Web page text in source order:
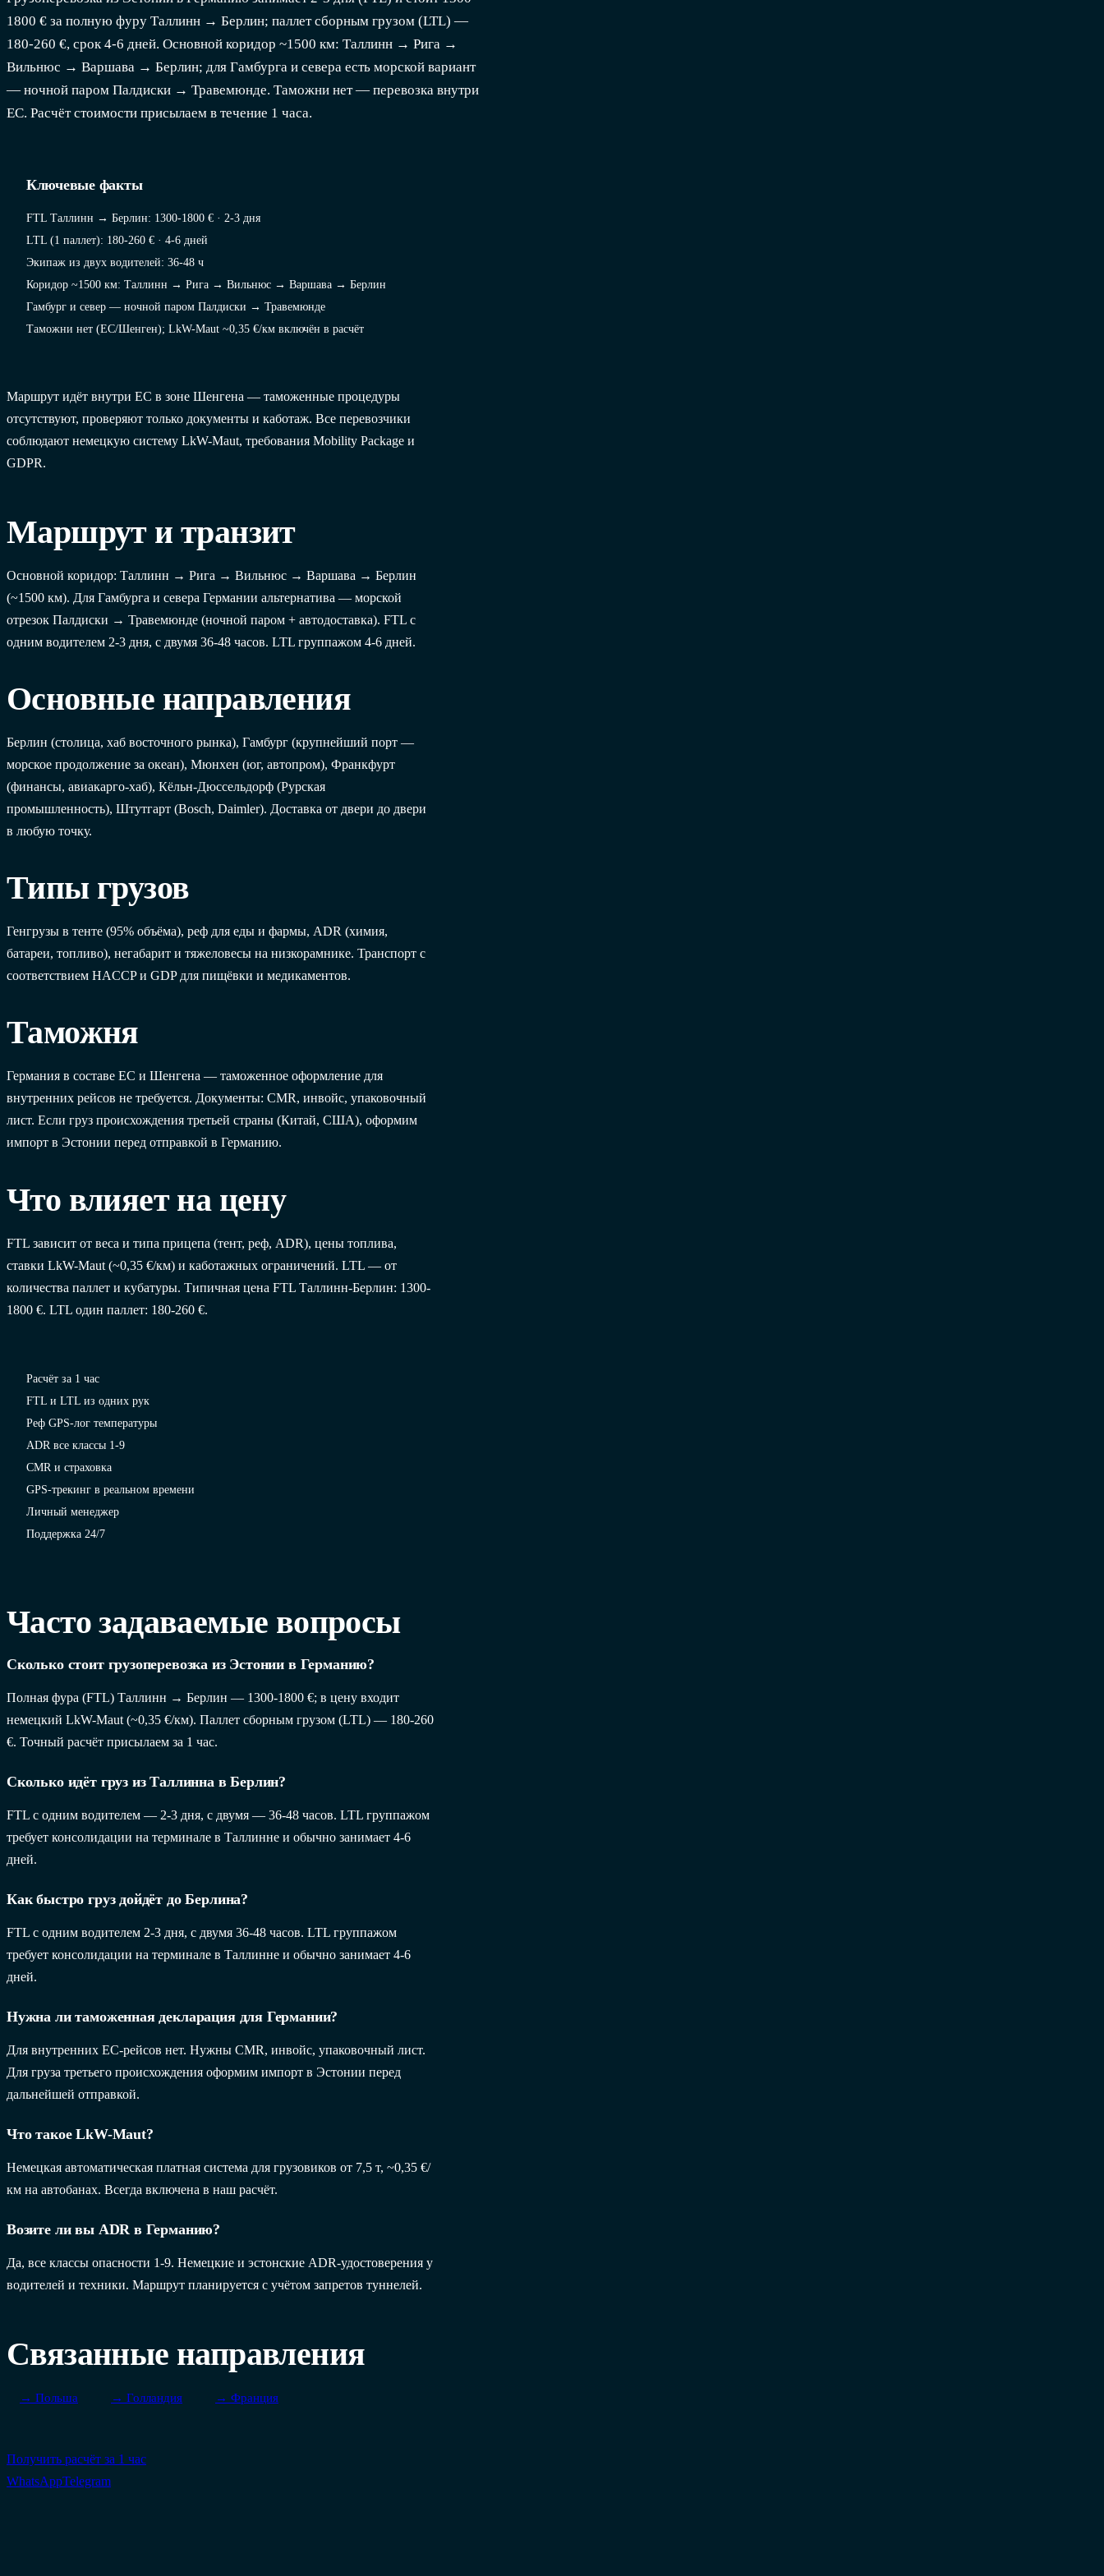
1800 € за полную фуру Таллинн → Берлин; паллет сборным грузом (LTL) —
180-260 €, срок 4-6 дней. Основной коридор ~1500 км: Таллинн → Рига →
Вильнюс → Варшава → Берлин; для Гамбурга и севера есть морской вариант
— ночной паром Палдиски → Травемюнде. Таможни нет — перевозка внутри
ЕС. Расчёт стоимости присылаем в течение 1 часа.
Ключевые факты
FTL Таллинн → Берлин: 1300-1800 € · 2-3 дня
LTL (1 паллет): 180-260 € · 4-6 дней
Экипаж из двух водителей: 36-48 ч
Коридор ~1500 км: Таллинн → Рига → Вильнюс → Варшава → Берлин
Гамбург и север — ночной паром Палдиски → Травемюнде
Таможни нет (ЕС/Шенген); LkW-Maut ~0,35 €/км включён в расчёт
Маршрут идёт внутри ЕС в зоне Шенгена — таможенные процедуры
отсутствуют, проверяют только документы и каботаж. Все перевозчики
соблюдают немецкую систему LkW-Maut, требования Mobility Package и
GDPR.
Маршрут и транзит
Основной коридор: Таллинн → Рига → Вильнюс → Варшава → Берлин
(~1500 км). Для Гамбурга и севера Германии альтернатива — морской
отрезок Палдиски → Травемюнде (ночной паром + автодоставка). FTL с
одним водителем 2-3 дня, с двумя 36-48 часов. LTL группажом 4-6 дней.
Основные направления
Берлин (столица, хаб восточного рынка), Гамбург (крупнейший порт —
морское продолжение за океан), Мюнхен (юг, автопром), Франкфурт
(финансы, авиакарго-хаб), Кёльн-Дюссельдорф (Рурская
промышленность), Штутгарт (Bosch, Daimler). Доставка от двери до двери
в любую точку.
Типы грузов
Генгрузы в тенте (95% объёма), реф для еды и фармы, ADR (химия,
батареи, топливо), негабарит и тяжеловесы на низкорамнике. Транспорт с
соответствием HACCP и GDP для пищёвки и медикаментов.
Таможня
Германия в составе ЕС и Шенгена — таможенное оформление для
внутренних рейсов не требуется. Документы: CMR, инвойс, упаковочный
лист. Если груз происхождения третьей страны (Китай, США), оформим
импорт в Эстонии перед отправкой в Германию.
Что влияет на цену
FTL зависит от веса и типа прицепа (тент, реф, ADR), цены топлива,
ставки LkW-Maut (~0,35 €/км) и каботажных ограничений. LTL — от
количества паллет и кубатуры. Типичная цена FTL Таллинн-Берлин: 1300-
1800 €. LTL один паллет: 180-260 €.
Расчёт за 1 час
FTL и LTL из одних рук
Реф GPS-лог температуры
ADR все классы 1-9
CMR и страховка
GPS-трекинг в реальном времени
Личный менеджер
Поддержка 24/7
Часто задаваемые вопросы
Сколько стоит грузоперевозка из Эстонии в Германию?
Полная фура (FTL) Таллинн → Берлин — 1300-1800 €; в цену входит
немецкий LkW-Maut (~0,35 €/км). Паллет сборным грузом (LTL) — 180-260
€. Точный расчёт присылаем за 1 час.
Сколько идёт груз из Таллинна в Берлин?
FTL с одним водителем — 2-3 дня, с двумя — 36-48 часов. LTL группажом
требует консолидации на терминале в Таллинне и обычно занимает 4-6
дней.
Как быстро груз дойдёт до Берлина?
FTL с одним водителем 2-3 дня, с двумя 36-48 часов. LTL группажом
требует консолидации на терминале в Таллинне и обычно занимает 4-6
дней.
Нужна ли таможенная декларация для Германии?
Для внутренних ЕС-рейсов нет. Нужны CMR, инвойс, упаковочный лист.
Для груза третьего происхождения оформим импорт в Эстонии перед
дальнейшей отправкой.
Что такое LkW-Maut?
Немецкая автоматическая платная система для грузовиков от 7,5 т, ~0,35 €/
км на автобанах. Всегда включена в наш расчёт.
Возите ли вы ADR в Германию?
Да, все классы опасности 1-9. Немецкие и эстонские ADR-удостоверения у
водителей и техники. Маршрут планируется с учётом запретов туннелей.
Связанные направления
→ Польша → Голландия → Франция
Получить расчёт за 1 час
WhatsAppTelegram